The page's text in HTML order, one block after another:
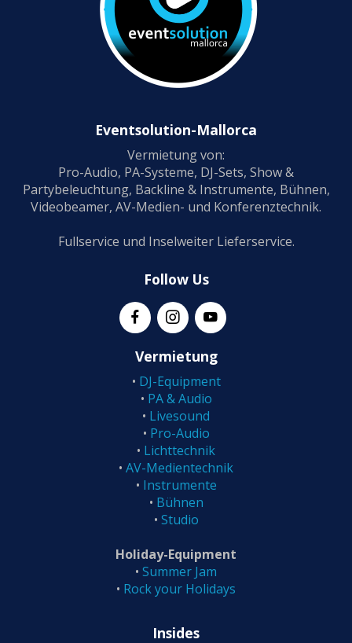
Eventsolution-Mallorca
Vermietung von:
Pro-Audio, PA-Systeme, DJ-Sets, Show &
Partybeleuchtung, Backline & Instrumente, Bühnen,
Videobeamer, AV-Medien- und Konferenztechnik.
Fullservice und Inselweiter Lieferservice.
Follow Us
Vermietung
• DJ-Equipment
• PA & Audio
• Livesound
• Pro-Audio
• Lichttechnik
• AV-Medientechnik
• Instrumente
• Bühnen
• Studio
Holiday-Equipment
• Summer Jam
• Rock your Holidays
Insides